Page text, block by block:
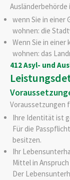
Ausländerbehörde
wenn Sie in einer
wohnen: die
Wenn Sie in einer
wohnen: das
412 Asyl- und
Voraussetzungen
Ihre Identität ist
Für die
besitzen.
Ihr
Mittel in
Der